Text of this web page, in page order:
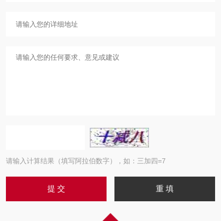
请输入计算结果（填写阿拉伯数字），如：三加四=7